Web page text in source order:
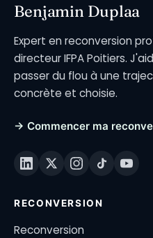
Benjamin Duplaa
Expert en reconversion
directeur IFPA Poitiers.
passer du flou à une
concrète et choisie.
→ Commencer ma
RECONVERSION
Reconversion